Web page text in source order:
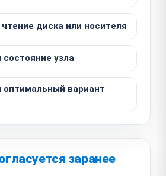
диска или носителя
узла
оптимальный вариант
заранее